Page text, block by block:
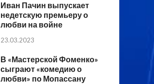
Иван Пачин выпускает
недетскую премьеру о
любви на войне
23.03.2023
В «Мастерской Фоменко»
сыграют «комедию о
любви» по Мопассану